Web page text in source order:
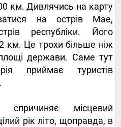
км. Дивлячись на карту
на острів Мае,
республіки. Його
км. Це трохи більше ніж
держави. Саме тут
приймає туристів
спричиняє місцевий
рік літо, щоправда, в